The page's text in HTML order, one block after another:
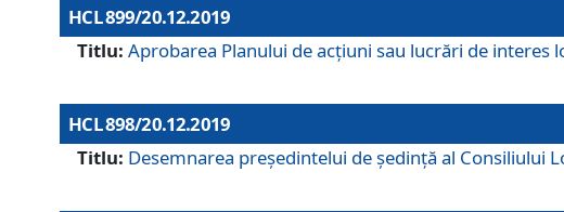
HCL 899/20.12.2019
Titlu: Aprobarea Planului de acţiuni sau lucrări de interes
HCL 898/20.12.2019
Titlu: Desemnarea preşedintelui de şedinţă al Consiliului